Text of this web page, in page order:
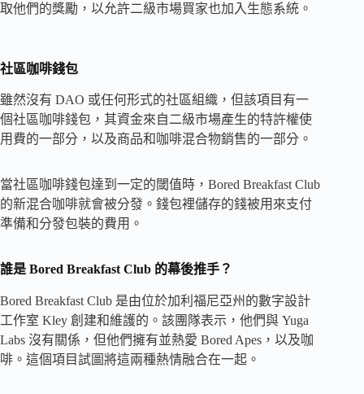
取他們的獎勵，以允許二級市場買家也加入生態系統。
社區咖啡錢包
雖然沒有 DAO 或任何形式的社區組織，但該項目有一
個社區咖啡錢包，其資金來自二級市場產生的特許權使
用費的一部分，以及商品和咖啡混合物銷售的一部分。
當社區咖啡錢包達到一定的閾值時，Bored Breakfast Club
的新混合咖啡就會被分發。錢包裡儲存的錢被用來支付
準備和分發包裝的費用。
誰是 Bored Breakfast Club 的幕後推手？
Bored Breakfast Club 是由位於加利福尼亞州的數字設計
工作室 Kley 創建和維護的。該團隊表示，他們與 Yuga
Labs 沒有關係，但他們擁有並熱愛 Bored Apes，以及咖
啡。這個項目試圖將這兩種熱情融合在一起。